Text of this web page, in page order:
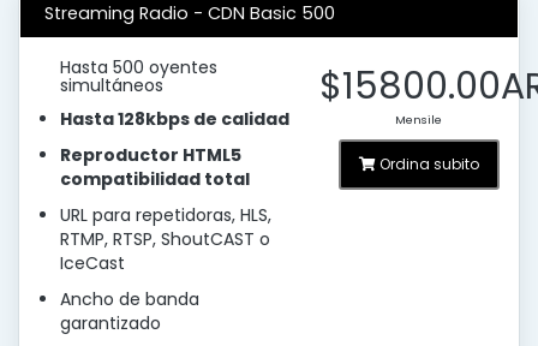
Streaming Radio - CDN Basic 500
Hasta 500 oyentes
simultáneos
Hasta 128kbps de calidad
Reproductor HTML5
compatibilidad total
URL para repetidoras, HLS,
RTMP, RTSP, ShoutCAST o
IceCast
Ancho de banda
garantizado
Mensile
Ordina subito